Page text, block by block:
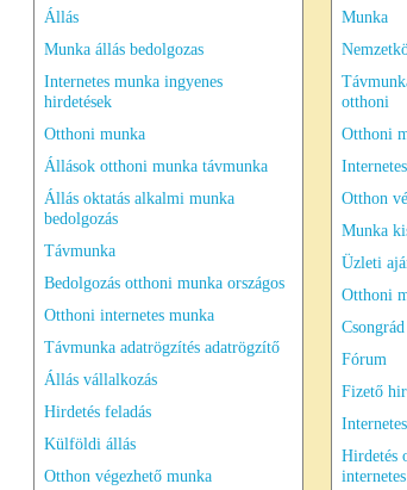
Állás
Munka állás bedolgozas
Internetes munka ingyenes
hirdetések
Otthoni munka
Állások otthoni munka távmunka
Állás oktatás alkalmi munka
bedolgozás
Távmunka
Bedolgozás otthoni munka országos
Otthoni internetes munka
Távmunka adatrögzítés adatrögzítő
Állás vállalkozás
Hirdetés feladás
Külföldi állás
Otthon végezhető munka
Munka
otthoni
Otthoni
Otthon
Munka
Üzleti
Otthoni
Fórum
Fizető
Hirdetés
internetes